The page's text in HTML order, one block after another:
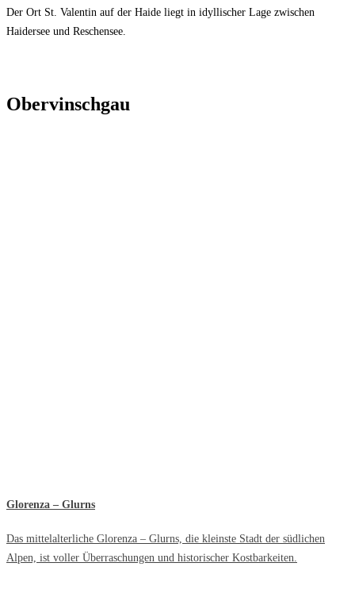
Der Ort St. Valentin auf der Haide liegt in idyllischer Lage zwischen
Haidersee und Reschensee.
Obervinschgau
Glorenza – Glurns
Das mittelalterliche Glorenza – Glurns, die kleinste Stadt der südlichen
Alpen, ist voller Überraschungen und historischer Kostbarkeiten.